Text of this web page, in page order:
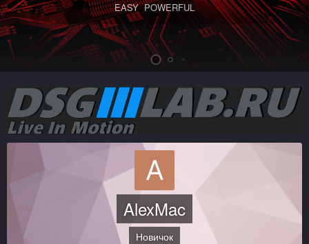
EASY POWERFUL
AlexMac
Новичок